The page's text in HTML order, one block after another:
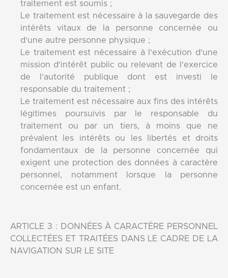
traitement est soumis ;
Le traitement est nécessaire à la sauvegarde des
intérêts vitaux de la personne concernée ou
d'une autre personne physique ;
Le traitement est nécessaire à l'exécution d'une
mission d'intérêt public ou relevant de l'exercice
de l'autorité publique dont est investi le
responsable du traitement ;
Le traitement est nécessaire aux fins des intérêts
légitimes poursuivis par le responsable du
traitement ou par un tiers, à moins que ne
prévalent les intérêts ou les libertés et droits
fondamentaux de la personne concernée qui
exigent une protection des données à caractère
personnel, notamment lorsque la personne
concernée est un enfant.
ARTICLE 3 : DONNÉES À CARACTÈRE PERSONNEL
COLLECTÉES ET TRAITÉES DANS LE CADRE DE LA
NAVIGATION SUR LE SITE